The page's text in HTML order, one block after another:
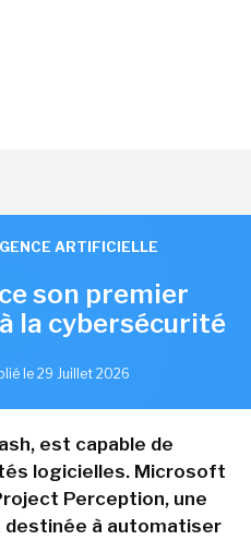
ARTIFICIELLE
son premier
la cybersécurité
le 29 Juillet 2026
est capable de
logicielles. Microsoft
Perception, une
à automatiser